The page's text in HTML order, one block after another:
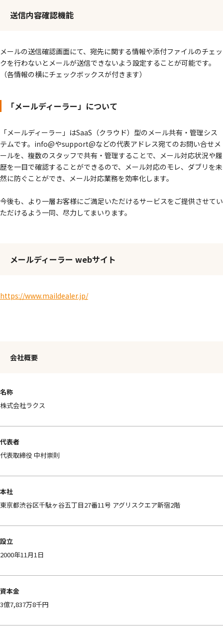
送信内容確認機能
メールの送信確認画面にて、宛先に関する情報や添付ファイルのチェッ
クを行わないとメールが送信できないよう設定することが可能です。
（各情報の横にチェックボックスが付きます）
「メールディーラー」について
「メールディーラー」はSaaS（クラウド）型のメール共有・管理シス
テムです。info@やsupport@などの代表アドレス宛てのお問い合せメ
ールを、複数のスタッフで共有・管理することで、メール対応状況や履
歴を一目で確認することができるので、メール対応のモレ、ダブリを未
然に防ぐことができ、メール対応業務を効率化します。
今後も、より一層お客様にご満足いただけるサービスをご提供させてい
ただけるよう一同、尽力してまいります。
メールディーラー webサイト
https://www.maildealer.jp/
会社概要
名称
株式会社ラクス
代表者
代表取締役 中村崇則
本社
東京都渋谷区千駄ヶ谷五丁目27番11号 アグリスクエア新宿2階
設立
2000年11月1日
資本金
3億7,837万8千円